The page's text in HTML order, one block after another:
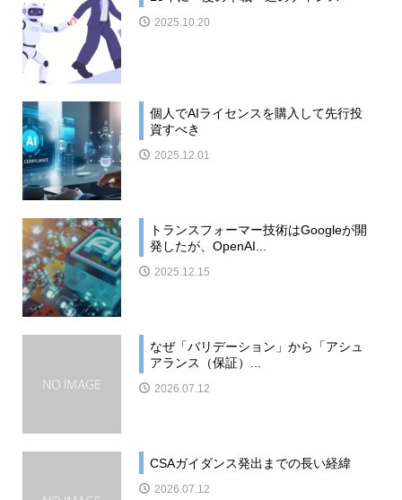
2025.10.20
個人でAIライセンスを購入して先行投
資すべき
2025.12.01
トランスフォーマー技術はGoogleが開
発したが、OpenAI...
2025.12.15
なぜ「バリデーション」から「アシュ
アランス（保証）...
2026.07.12
CSAガイダンス発出までの長い経緯
2026.07.12